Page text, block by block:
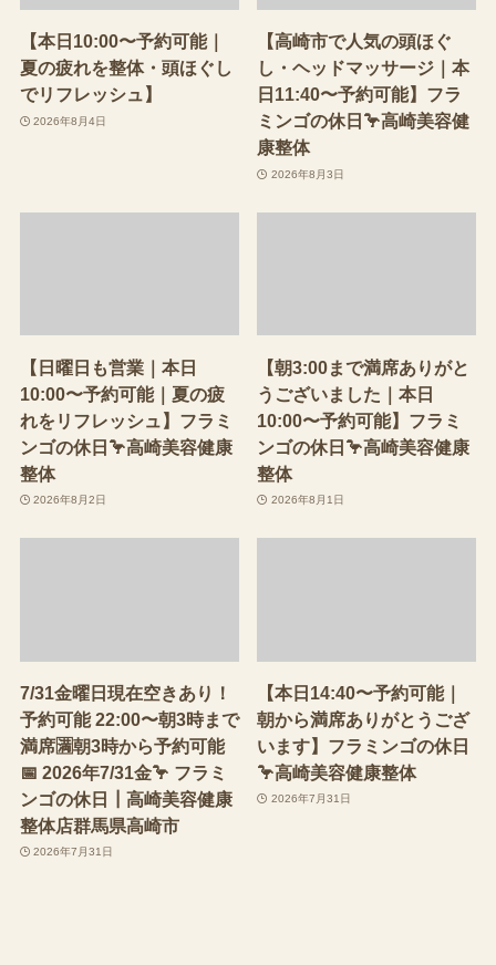
【本日10:00〜予約可能｜
夏の疲れを整体・頭ほぐし
でリフレッシュ】
2026年8月4日
【高崎市で人気の頭ほぐ
し・ヘッドマッサージ｜本
日11:40〜予約可能】フラ
ミンゴの休日🦩高崎美容健
康整体
2026年8月3日
【日曜日も営業｜本日
10:00〜予約可能｜夏の疲
れをリフレッシュ】フラミ
ンゴの休日🦩高崎美容健康
整体
2026年8月2日
【朝3:00まで満席ありがと
うございました｜本日
10:00〜予約可能】フラミ
ンゴの休日🦩高崎美容健康
整体
2026年8月1日
7/31金曜日現在空きあり！
予約可能 22:00〜朝3時まで
満席🈵朝3時から予約可能
📅 2026年7/31金🦩 フラミ
ンゴの休日┃高崎美容健康
整体店群馬県高崎市
2026年7月31日
【本日14:40〜予約可能｜
朝から満席ありがとうござ
います】フラミンゴの休日
🦩高崎美容健康整体
2026年7月31日